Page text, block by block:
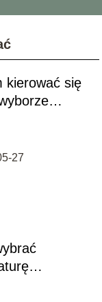
kierować się
27